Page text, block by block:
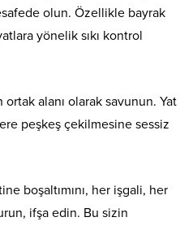
olun. Özellikle bayrak
yönelik sıkı kontrol
ortak alanı olarak savunun. Yat
peşkeş çekilmesine sessiz
boşaltımını, her işgali, her
ifşa edin. Bu sizin